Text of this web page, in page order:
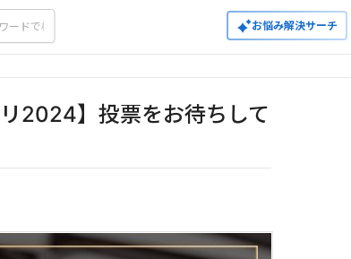
お悩み解決サーチ
2024】投票をお待ちして